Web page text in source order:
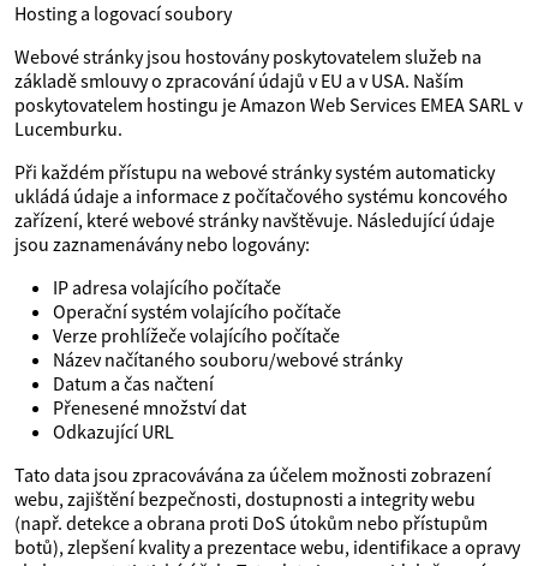
Hosting a logovací soubory
Webové stránky jsou hostovány poskytovatelem služeb na
základě smlouvy o zpracování údajů v EU a v USA. Naším
poskytovatelem hostingu je Amazon Web Services EMEA SARL v
Lucemburku.
Při každém přístupu na webové stránky systém automaticky
ukládá údaje a informace z počítačového systému koncového
zařízení, které webové stránky navštěvuje. Následující údaje
jsou zaznamenávány nebo logovány:
IP adresa volajícího počítače
Operační systém volajícího počítače
Verze prohlížeče volajícího počítače
Název načítaného souboru/webové stránky
Datum a čas načtení
Přenesené množství dat
Odkazující URL
Tato data jsou zpracovávána za účelem možnosti zobrazení
webu, zajištění bezpečnosti, dostupnosti a integrity webu
(např. detekce a obrana proti DoS útokům nebo přístupům
botů), zlepšení kvality a prezentace webu, identifikace a opravy